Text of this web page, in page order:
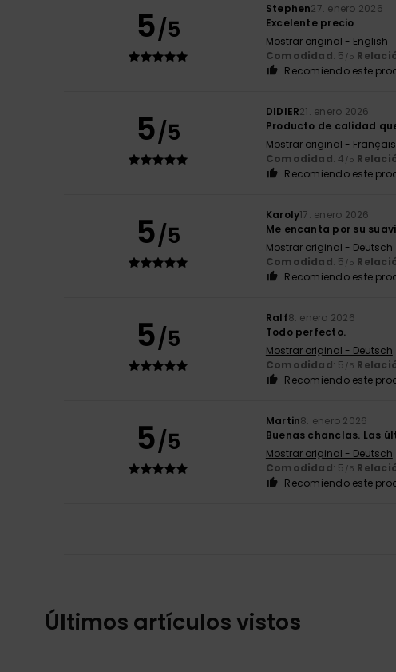
5/5
Stephen27. enero 2026
Excelente precio
Mostrar original - English
Comodidad: 5 /5
Recomiendo este
5/5
DIDIER21. enero 2026
Producto de calidad
Mostrar original - Français
Comodidad: 4 /5
Recomiendo este
5/5
Karoly17. enero 2026
Me encanta por su
Mostrar original - Deutsch
Comodidad: 5 /5
Recomiendo este
5/5
Ralf8. enero 2026
Todo perfecto.
Mostrar original - Deutsch
Comodidad: 5 /5
Recomiendo este
5/5
Martin8. enero 2026
Buenas chanclas. Las
Mostrar original - Deutsch
Comodidad: 5 /5
Recomiendo este
Últimos artículos vistos